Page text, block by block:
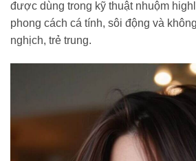
được dùng trong kỹ thuật nhuộm
phong cách cá tính, sôi động và
nghịch, trẻ trung.